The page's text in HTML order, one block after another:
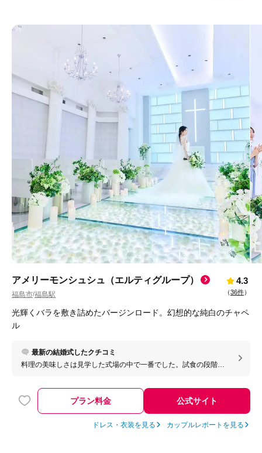
アメリーモンシュシュ（エルティグループ）
福島市/福島駅
4.3
（36件）
光輝くバラを敷き詰めたバージンロード。幻想的な純白のチャペ
ル
最新の結婚式したクチコミ
料理の美味しさは見学した式場の中で一番でした。試食の段階か
相談でき、自分たちらしいオリジナルの結婚式を作ることができ
ました。リングドッグなどの演出に対応していただけた点もおす
すめです
プラン料金 公式サイト
ドレス・衣装を見る カップルレポートを見る